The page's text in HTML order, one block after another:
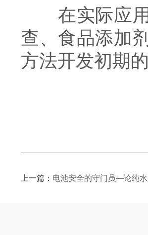
在实际应用
查、食品添加
方法开发初期
上一篇： 电池安全的守门员—论纯